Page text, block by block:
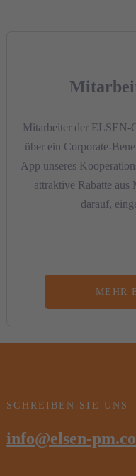
Mitarbeiter der ELSEN-
über ein Corporate-
App unseres
attraktive Rabatte aus
darauf,
MEHR
SCHREIBEN SIE UNS
info@elsen-